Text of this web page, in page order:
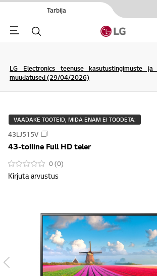
Tarbija
Menu Otsi
LG Electronics teenuse kasutustingimuste ja
muudatused (29/04/2026)
VAADAKE TOOTEID, MIDA ENAM EI TOODETA:
43LJ515V
43-tolline Full HD teler
0 (0)
Kirjuta arvustus